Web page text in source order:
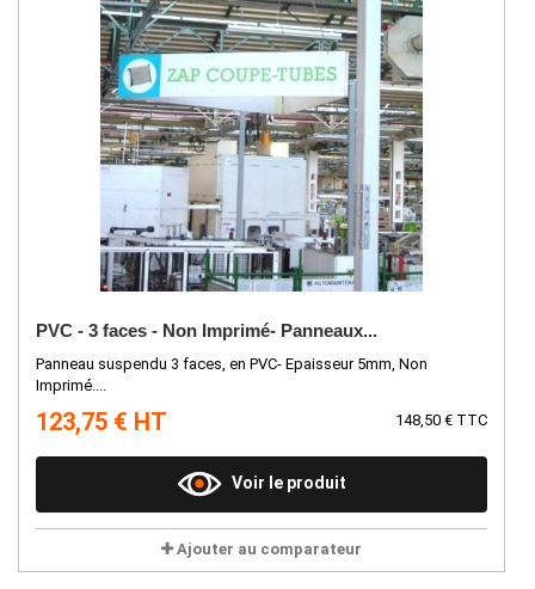
PVC - 3 faces - Non Imprimé- Panneaux...
Panneau suspendu 3 faces, en PVC- Epaisseur 5mm, Non
Imprimé....
123,75 € HT 148,50 € TTC
Voir le produit
Ajouter au comparateur